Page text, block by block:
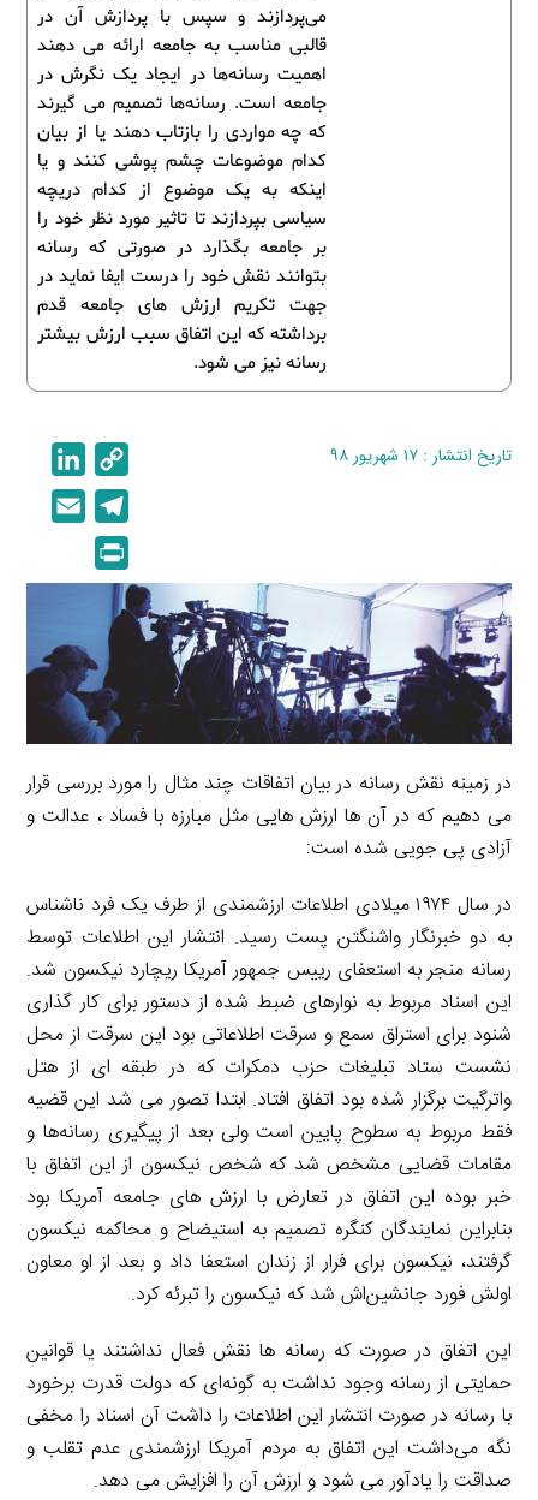
می‌پردازند و سپس با پردازش آن در
قالبی مناسب به جامعه ارائه می دهند
اهمیت رسانه‌ها در ایجاد یک نگرش در
جامعه است. رسانه‌ها تصمیم می گیرند
که چه مواردی را بازتاب دهند یا از بیان
کدام موضوعات چشم پوشی کنند و یا
اینکه به یک موضوع از کدام دریچه
سیاسی بپردازند تا تاثیر مورد نظر خود را
بر جامعه بگذارد در صورتی که رسانه
بتوانند نقش خود را درست ایفا نماید در
جهت تکریم ارزش های جامعه قدم
برداشته که این اتفاق سبب ارزش بیشتر
رسانه نیز می شود.
تاریخ انتشار : ۱۷ شهریور ۹۸
o
p
y
L
n
k
i
n
e
I
n
e
l
g
r
a
m
r
n
t
در زمینه نقش رسانه در بیان اتفاقات چند مثال را مورد بررسی قرار
می دهیم که در آن ها ارزش هایی مثل مبارزه با فساد ، عدالت و
آزادی پی جویی شده است:
در سال ۱۹۷۴ میلادی اطلاعات ارزشمندی از طرف یک فرد ناشناس
به دو خبرنگار واشنگتن پست رسید. انتشار این اطلاعات توسط
رسانه منجر به استعفای رییس جمهور آمریکا ریچارد نیکسون شد.
این اسناد مربوط به نوارهای ضبط شده از دستور برای کار گذاری
شنود برای استراق سمع و سرقت اطلاعاتی بود این سرقت از محل
نشست ستاد تبلیغات حزب دمکرات که در طبقه ای از هتل
واترگیت برگزار شده بود اتفاق افتاد. ابتدا تصور می شد این قضیه
فقط مربوط به سطوح پایین است ولی بعد از پیگیری رسانه‌ها و
مقامات قضایی مشخص شد که شخص نیکسون از این اتفاق با
خبر بوده این اتفاق در تعارض با ارزش های جامعه آمریکا بود
بنابراین نمایندگان کنگره تصمیم به استیضاح و محاکمه نیکسون
گرفتند، نیکسون برای فرار از زندان استعفا داد و بعد از او معاون
اولش فورد جانشین‌اش شد که نیکسون را تبرئه کرد.
این اتفاق در صورت که رسانه ها نقش فعال نداشتند یا قوانین
حمایتی از رسانه وجود نداشت به گونه‌ای که دولت قدرت برخورد
با رسانه در صورت انتشار این اطلاعات را داشت آن اسناد را مخفی
نگه می‌داشت این اتفاق به مردم آمریکا ارزشمندی عدم تقلب و
صداقت را یادآور می شود و ارزش آن را افزایش می دهد.